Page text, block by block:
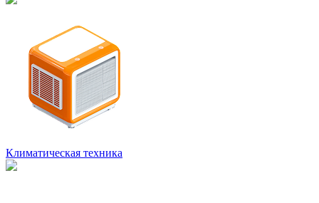
Климатическая техника